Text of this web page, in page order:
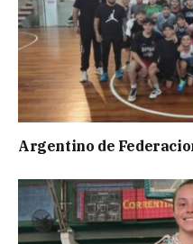
Argentino de